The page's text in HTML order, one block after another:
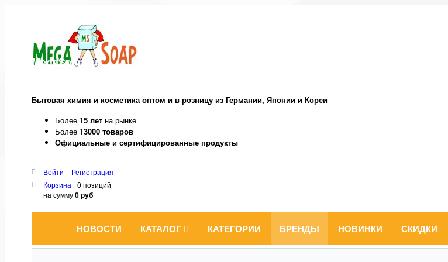
MegaSoap.ru
Бытовая химия и косметика оптом и в розницу из Германии, Японии и Кореи
Более 15 лет на рынке
Более 13000 товаров
Официальные и сертифицированные продукты
Войти
Регистрация
Корзина
0 позиций
на сумму0 руб
НОВОСТИ КАТАЛОГ КАТЕГОРИИ БРЕНДЫ НОВИНКИ СКИДКИ